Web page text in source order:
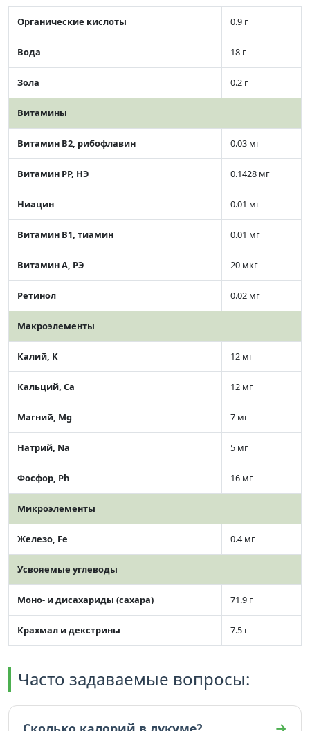
Органические кислоты 0.9 г
Вода 18 г
Зола 0.2 г
Витамины
Витамин В2, рибофлавин 0.03 мг
Витамин РР, НЭ 0.1428 мг
Ниацин 0.01 мг
Витамин В1, тиамин 0.01 мг
Витамин А, РЭ 20 мкг
Ретинол 0.02 мг
Макроэлементы
Калий, K 12 мг
Кальций, Ca 12 мг
Магний, Mg 7 мг
Натрий, Na 5 мг
Фосфор, Ph 16 мг
Микроэлементы
Железо, Fe 0.4 мг
Усвояемые углеводы
Моно- и дисахариды (сахара) 71.9 г
Крахмал и декстрины 7.5 г
Часто задаваемые вопросы: